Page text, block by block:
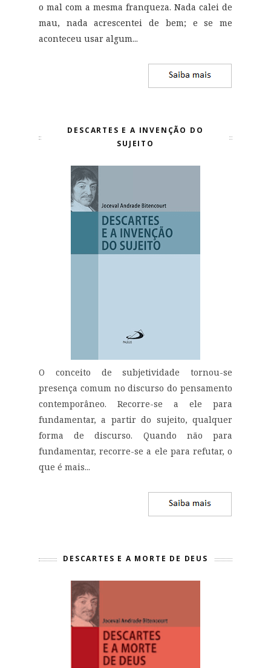
o mal com a mesma franqueza. Nada calei de
mau, nada acrescentei de bem; e se me
aconteceu usar algum...
DESCARTES E A INVENÇÃO DO
SUJEITO
O conceito de subjetividade tornou-se
presença comum no discurso do pensamento
contemporâneo. Recorre-se a ele para
fundamentar, a partir do sujeito, qualquer
forma de discurso. Quando não para
fundamentar, recorre-se a ele para refutar, o
que é mais...
DESCARTES E A MORTE DE DEUS